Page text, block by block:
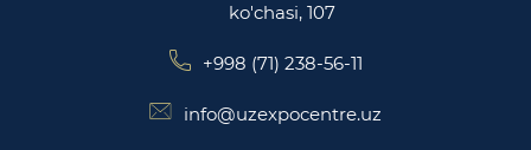
ko'chasi, 107
+998 (71) 238-56-11
info@uzexpocentre.uz